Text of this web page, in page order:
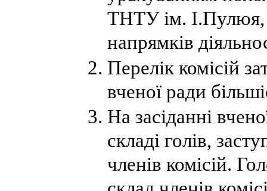
ТНТУ ім. І.Пулюя,
напрямків
Перелік комісій
вченої ради
На засіданні
складі голів,
членів комісій.